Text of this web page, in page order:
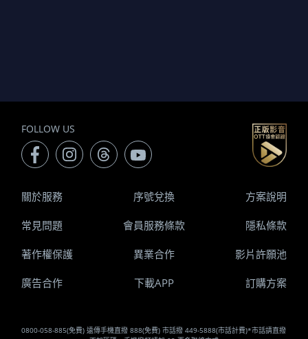
FOLLOW US
0800-058-885(免費) 遠傳手機直撥 888(免費) 市話撥 449-5888(市話計費)*市話請直撥
關於服務 序號兌換 方案說明
常見問題 會員服務條款 隱私條款
著作權保護 異業合作 影片許願池
廣告合作 下載APP 訂購方案